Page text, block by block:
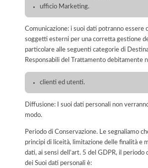
ufficio Marketing.
Comunicazione: i suoi dati potranno essere
soggetti esterni per una corretta gestione
particolare alle seguenti categorie di
Responsabili del Trattamento debitamente
clienti ed utenti.
Diffusione: I suoi dati personali non
modo.
Periodo di Conservazione. Le segnaliamo
principi di liceità, limitazione delle finalità e
dati, ai sensi dell’art. 5 del GDPR, il periodo
dei Suoi dati personali è: